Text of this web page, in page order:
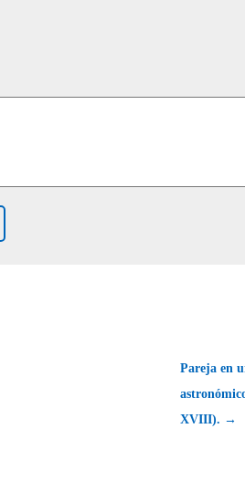
Pareja en
XVIII). →